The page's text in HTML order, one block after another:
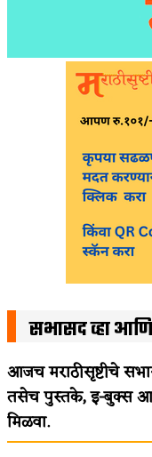
सभासद व्हा
आजच मराठीसृष्टीचे
तसेच पुस्तके, इ-बुक्स
मिळवा.